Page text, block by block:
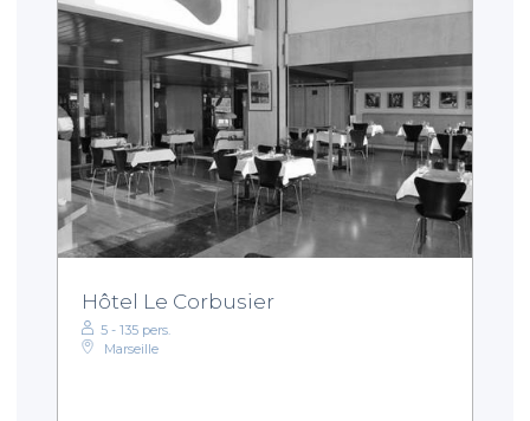
Hôtel Le Corbusier
5 - 135 pers.
Marseille